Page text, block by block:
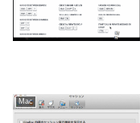
Mac